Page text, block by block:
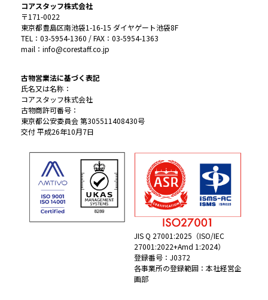
コアスタッフ株式会社
〒171-0022
東京都豊島区南池袋1-16-15 ダイヤゲート池袋8F
TEL：03-5954-1360 / FAX：03-5954-1363
mail：info@corestaff.co.jp
古物営業法に基づく表記
氏名又は名称：
コアスタッフ株式会社
古物商許可番号：
東京都公安委員会 第305511408430号
交付 平成26年10月7日
JIS Q 27001:2025（ISO/IEC
27001:2022+Amd 1:2024）
登録番号：J0372
各事業所の登録範囲：本社経営企
画部